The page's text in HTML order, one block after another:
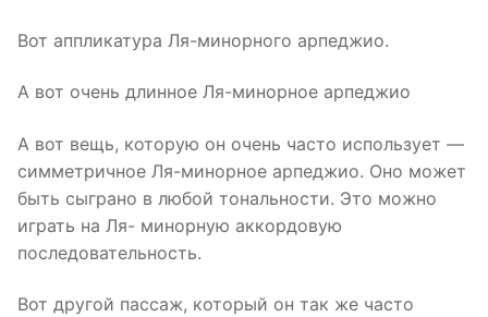
Вот аппликатура Ля-минорного арпеджио.
А вот очень длинное Ля-минорное арпеджио
А вот вещь, которую он очень часто использует —
симметричное Ля-минорное арпеджио. Оно может
быть сыграно в любой тональности. Это можно
играть на Ля- минорную аккордовую
последовательность.
Вот другой пассаж, который он так же часто